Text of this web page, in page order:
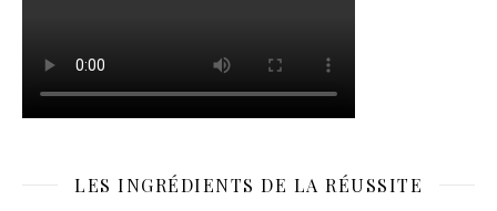
LES INGRÉDIENTS DE LA RÉUSSITE